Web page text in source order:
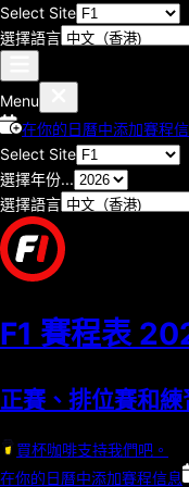
Select Site
選擇語言
Menu
在你的日曆中添加賽程
Select Site
選擇年份...
選擇語言
F1 賽程表
正賽、排位賽和練
買杯咖啡支持我們吧。
在你的日曆中添加賽程信息